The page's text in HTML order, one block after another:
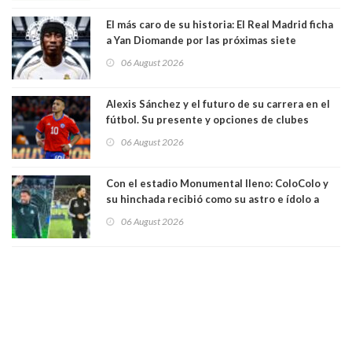
El más caro de su historia: El Real Madrid ficha
a Yan Diomande por las próximas siete
06 August 2026
Alexis Sánchez y el futuro de su carrera en el
fútbol. Su presente y opciones de clubes
06 August 2026
Con el estadio Monumental lleno: ColoColo y
su hinchada recibió como su astro e ídolo a
06 August 2026